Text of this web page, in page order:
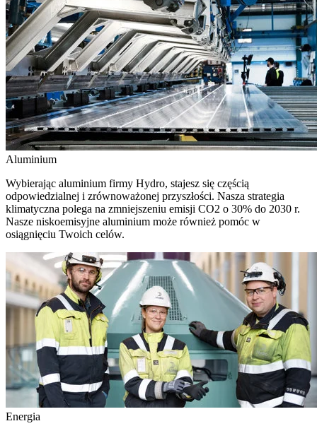
Aluminium
Wybierając aluminium firmy Hydro, stajesz się częścią
odpowiedzialnej i zrównoważonej przyszłości. Nasza strategia
klimatyczna polega na zmniejszeniu emisji CO2 o 30% do 2030 r.
Nasze niskoemisyjne aluminium może również pomóc w
osiągnięciu Twoich celów.
Energia